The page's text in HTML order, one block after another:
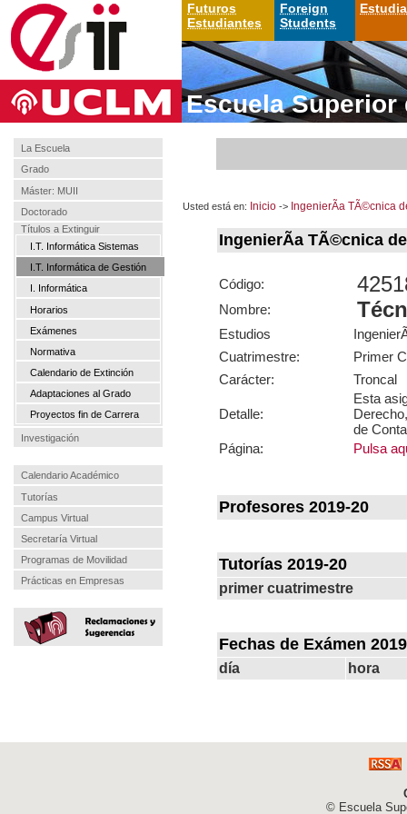
Futuros
Estudiantes
Foreign
Students
Escuela Superior
La Escuela
Grado
Máster: MUII
Doctorado
Títulos a Extinguir
I.T. Informática Sistemas
I.T. Informática de Gestión
I. Informática
Horarios
Exámenes
Normativa
Calendario de Extinción
Adaptaciones al Grado
Proyectos fin de Carrera
Investigación
Calendario Académico
Tutorías
Campus Virtual
Secretaría Virtual
Programas de Movilidad
Prácticas en Empresas
Usted está en: Inicio -> IngenierÃ­a TÃ©cnica
IngenierÃ­a TÃ©cnica
Código:
Nombre:
Estudios
Cuatrimestre:
Primer
Carácter:
Troncal
Detalle:
Esta
de
Página:
Pulsa
Profesores 2019-20
Tutorías 2019-20
primer cuatrimestre
Fechas de Exámen
día hora
© Escuela